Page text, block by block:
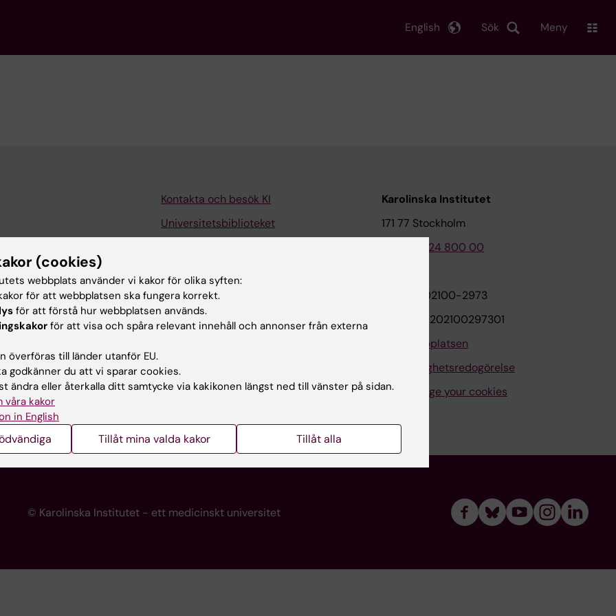
Sök
English Meny
Kontakta och besök KI
Universitetsbiblioteket
Karolinska Institutet Innovation
Kontakta presstjänsten
Karolinska Institutet
171 77 Stockholm
Tel: 08-524 800 00
Org.nr: 202100-2973
VAT.nr: SE202100297301
Om webbplatsen
Tillgänglighetsredogörelse
Manage your cookies
© Karolinska Institutet - ett medicinskt universitet
(cookies)
webbplats använder vi kakor för olika syften:
för att webbplatsen ska fungera korrekt.
för att förstå hur webbplatsen används.
för att visa och spåra relevant innehåll och annonser från externa
överföras till länder utanför EU.
godkänner du att vi sparar cookies.
ändra eller återkalla ditt samtycke via kakikonen längst ned till vänster på sidan.
våra kakor
in English
Tillåt mina valda kakor Tillåt alla